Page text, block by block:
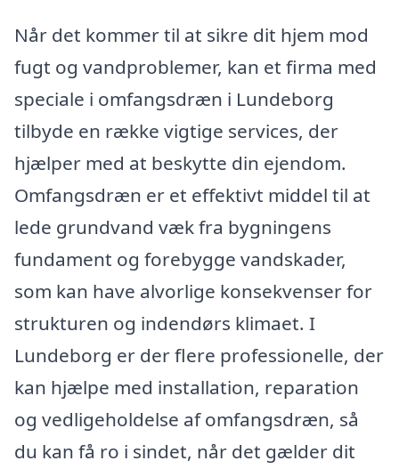
Når det kommer til at sikre dit hjem mod
fugt og vandproblemer, kan et firma med
speciale i omfangsdræn i Lundeborg
tilbyde en række vigtige services, der
hjælper med at beskytte din ejendom.
Omfangsdræn er et effektivt middel til at
lede grundvand væk fra bygningens
fundament og forebygge vandskader,
som kan have alvorlige konsekvenser for
strukturen og indendørs klimaet. I
Lundeborg er der flere professionelle, der
kan hjælpe med installation, reparation
og vedligeholdelse af omfangsdræn, så
du kan få ro i sindet, når det gælder dit